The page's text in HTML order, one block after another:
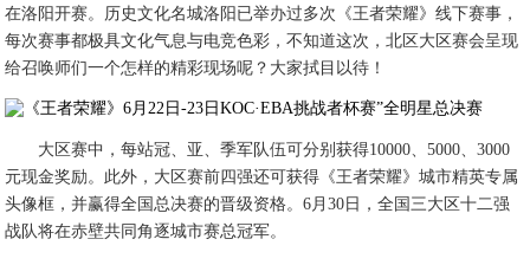
在洛阳开赛。历史文化名城洛阳已举办过多次《王者荣耀》线下赛事，
每次赛事都极具文化气息与电竞色彩，不知道这次，北区大区赛会呈现
给召唤师们一个怎样的精彩现场呢？大家拭目以待！
大区赛中，每站冠、亚、季军队伍可分别获得10000、5000、3000
元现金奖励。此外，大区赛前四强还可获得《王者荣耀》城市精英专属
头像框，并赢得全国总决赛的晋级资格。6月30日，全国三大区十二强
战队将在赤壁共同角逐城市赛总冠军。